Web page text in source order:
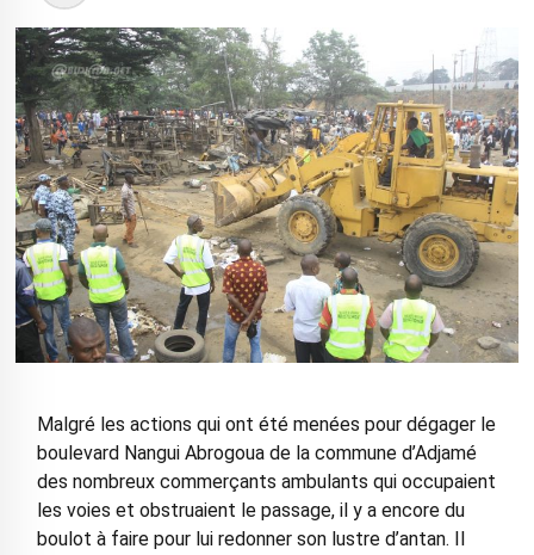
Malgré les actions qui ont été menées pour dégager le
boulevard Nangui Abrogoua de la commune d’Adjamé
des nombreux commerçants ambulants qui occupaient
les voies et obstruaient le passage, il y a encore du
boulot à faire pour lui redonner son lustre d’antan. Il